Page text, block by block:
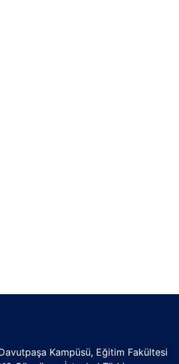
Kampüsü, Eğitim Fakültesi